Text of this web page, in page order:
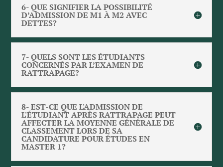
6- QUE SIGNIFIER LA POSSIBILITÉ
D’ADMISSION DE M1 À M2 AVEC
DETTES?
7- QUELS SONT LES ÉTUDIANTS
CONCERNÉS PAR L’EXAMEN DE
RATTRAPAGE?
8- EST-CE QUE L'ADMISSION DE
L'ÉTUDIANT APRÈS RATTRAPAGE PEUT
AFFECTER LA MOYENNE GÉNÉRALE DE
CLASSEMENT LORS DE SA
CANDIDATURE POUR ÉTUDES EN
MASTER 1?